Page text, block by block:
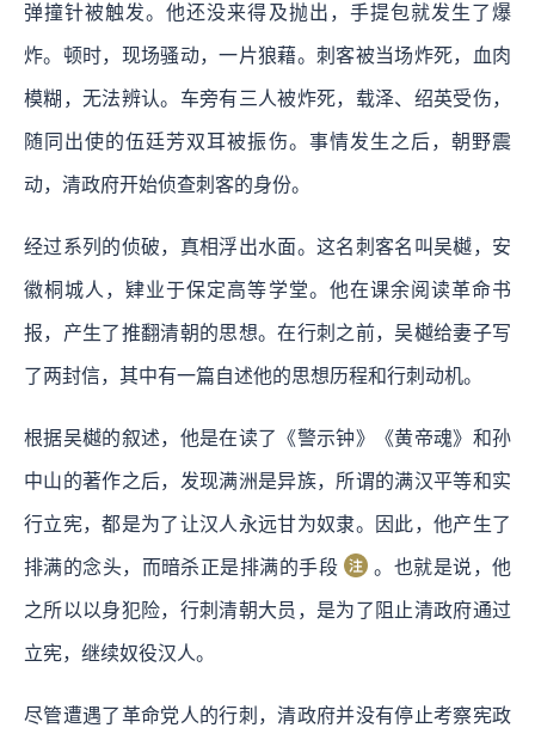
弹撞针被触发。他还没来得及抛出，手提包就发生了爆
炸。顿时，现场骚动，一片狼藉。刺客被当场炸死，血肉
模糊，无法辨认。车旁有三人被炸死，载泽、绍英受伤，
随同出使的伍廷芳双耳被振伤。事情发生之后，朝野震
动，清政府开始侦查刺客的身份。
经过系列的侦破，真相浮出水面。这名刺客名叫吴樾，安
徽桐城人，肄业于保定高等学堂。他在课余阅读革命书
报，产生了推翻清朝的思想。在行刺之前，吴樾给妻子写
了两封信，其中有一篇自述他的思想历程和行刺动机。
根据吴樾的叙述，他是在读了《警示钟》《黄帝魂》和孙
中山的著作之后，发现满洲是异族，所谓的满汉平等和实
行立宪，都是为了让汉人永远甘为奴隶。因此，他产生了
排满的念头，而暗杀正是排满的手段 。也就是说，他
之所以以身犯险，行刺清朝大员，是为了阻止清政府通过
立宪，继续奴役汉人。
尽管遭遇了革命党人的行刺，清政府并没有停止考察宪政